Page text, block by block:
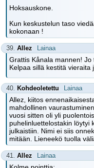
Hoksauskone.
Kun keskustelun taso
kokonaan !
39. Allez Lainaa
Grattis Kånala mannen! Jo
Kelpaa sillä kestitä vieraita
40. Kohdeoletettu Lainaa
Allez, kiitos
mahdollinen
vuosi sitten oli yli
puhelinluettelostakin löytyi
julkaistiin. Nimi ei siis
mitään. Lieneekö tuolla
41. Allez Lainaa